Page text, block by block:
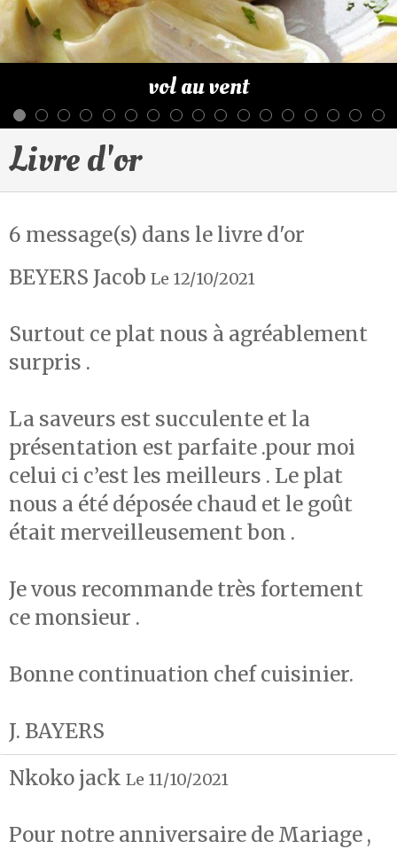
vol au vent
Livre d'or
6 message(s) dans le livre d'or
BEYERS Jacob Le 12/10/2021
Surtout ce plat nous à agréablement
surpris .
La saveurs est succulente et la
présentation est parfaite .pour moi
celui ci c’est les meilleurs . Le plat
nous a été déposée chaud et le goût
était merveilleusement bon .
Je vous recommande très fortement
ce monsieur .
Bonne continuation chef cuisinier.
J. BAYERS
Nkoko jack Le 11/10/2021
Pour notre anniversaire de Mariage ,